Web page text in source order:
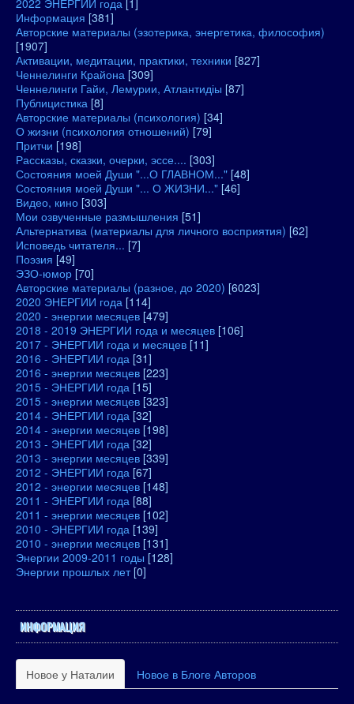
2022 ЭНЕРГИИ года [1]
Информация [381]
Авторские материалы (эзотерика, энергетика, философия)
[1907]
Активации, медитации, практики, техники [827]
Ченнелинги Крайона [309]
Ченнелинги Гайи, Лемурии, Атлантидіы [87]
Публицистика [8]
Авторские материалы (психология) [34]
О жизни (психология отношений) [79]
Притчи [198]
Рассказы, сказки, очерки, эссе.... [303]
Состояния моей Души "...О ГЛАВНОМ..." [48]
Состояния моей Души "... О ЖИЗНИ..." [46]
Видео, кино [303]
Мои озвученные размышления [51]
Альтернатива (материалы для личного восприятия) [62]
Исповедь читателя... [7]
Поэзия [49]
ЭЗО-юмор [70]
Авторские материалы (разное, до 2020) [6023]
2020 ЭНЕРГИИ года [114]
2020 - энергии месяцев [479]
2018 - 2019 ЭНЕРГИИ года и месяцев [106]
2017 - ЭНЕРГИИ года и месяцев [11]
2016 - ЭНЕРГИИ года [31]
2016 - энергии месяцев [223]
2015 - ЭНЕРГИИ года [15]
2015 - энергии месяцев [323]
2014 - ЭНЕРГИИ года [32]
2014 - энергии месяцев [198]
2013 - ЭНЕРГИИ года [32]
2013 - энергии месяцев [339]
2012 - ЭНЕРГИИ года [67]
2012 - энергии месяцев [148]
2011 - ЭНЕРГИИ года [88]
2011 - энергии месяцев [102]
2010 - ЭНЕРГИИ года [139]
2010 - энергии месяцев [131]
Энергии 2009-2011 годы [128]
Энергии прошлых лет [0]
ИНФОРМАЦИЯ
Новое у Наталии Новое в Блоге Авторов